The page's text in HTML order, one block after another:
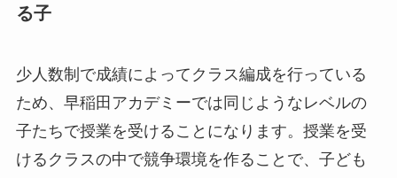
る子
少人数制で成績によってクラス編成を行っている
ため、早稲田アカデミーでは同じようなレベルの
子たちで授業を受けることになります。授業を受
けるクラスの中で競争環境を作ることで、子ども